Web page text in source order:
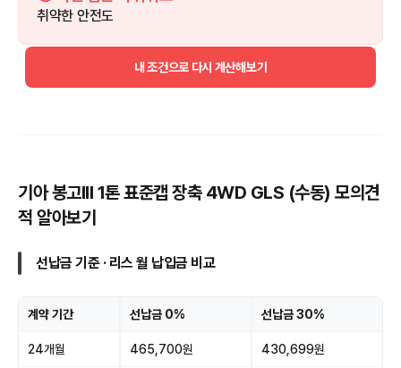
취약한 안전도
내 조건으로 다시 계산해보기
기아 봉고III 1톤 표준캡 장축 4WD GLS (수동) 모의견
적 알아보기
선납금 기준 · 리스 월 납입금 비교
계약 기간 선납금 0% 선납금 30%
24개월 465,700원 430,699원